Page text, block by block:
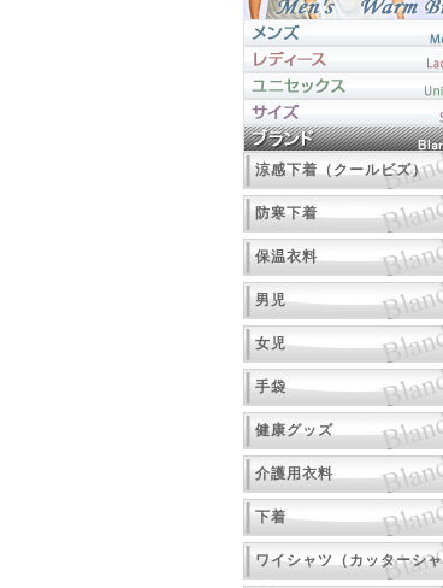
涼感下着（クールビズ）
防寒下着
保温衣料
男児
女児
手袋
健康グッズ
介護用衣料
下着
ワイシャツ（カッターシャ